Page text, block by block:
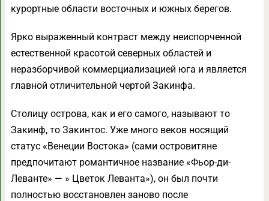
курортные области восточных и южных берегов.
Ярко выраженный контраст между неиспорченной
естественной красотой северных областей и
неразборчивой коммерциализацией юга и является
главной отличительной чертой Закинфа.
Столицу острова, как и его самого, называют то
Закинф, то Закинтос. Уже много веков носящий
статус «Венеции Востока» (сами островитяне
предпочитают романтичное название «Фьор-ди-
Леванте» — » Цветок Леванта»), он был почти
полностью восстановлен заново после